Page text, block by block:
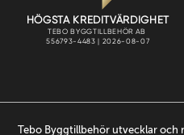
Tebo Byggtillbehör utvecklar